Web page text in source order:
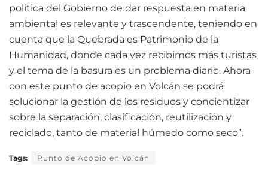
política del Gobierno de dar respuesta en materia
ambiental es relevante y trascendente, teniendo en
cuenta que la Quebrada es Patrimonio de la
Humanidad, donde cada vez recibimos más turistas
y el tema de la basura es un problema diario. Ahora
con este punto de acopio en Volcán se podrá
solucionar la gestión de los residuos y concientizar
sobre la separación, clasificación, reutilización y
reciclado, tanto de material húmedo como seco”.
Tags: Punto de Acopio en Volcán